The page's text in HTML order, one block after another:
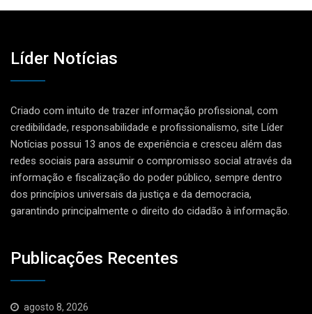
Líder Notícias
Criado com intuito de trazer informação profissional, com
credibilidade, responsabilidade e profissionalismo, site Líder
Notícias possui 13 anos de experiência e cresceu além das
redes sociais para assumir o compromisso social através da
informação e fiscalização do poder público, sempre dentro
dos princípios universais da justiça e da democracia,
garantindo principalmente o direito do cidadão à informação.
Publicações Recentes
agosto 8, 2026